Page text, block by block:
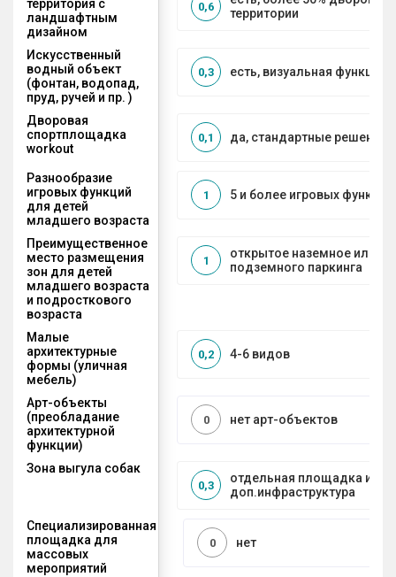
территория с
ландшафтным
дизайном
территории
0,6
Искусственный
водный объект
(фонтан, водопад,
пруд, ручей и пр. )
есть, визуальная функция
0,3
Дворовая
спортплощадка
workout
да, стандартные решения
0,1
Разнообразие
игровых функций
для детей
младшего возраста
5 и более игровых функций
1
Преимущественное
место размещения
зон для детей
младшего возраста
и подросткового
возраста
открытое наземное или на
подземного паркинга
1
Малые
архитектурные
формы (уличная
мебель)
4-6 видов
0,2
Арт-объекты
(преобладание
архитектурной
функции)
нет арт-объектов
0
Зона выгула собак
отдельная площадка и
доп.инфраструктура
0,3
Специализированная
площадка для
массовых
мероприятий
нет
0